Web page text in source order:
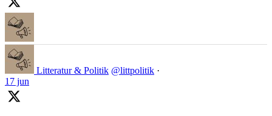
Litteratur & Politik @littpolitik ·
17 jun